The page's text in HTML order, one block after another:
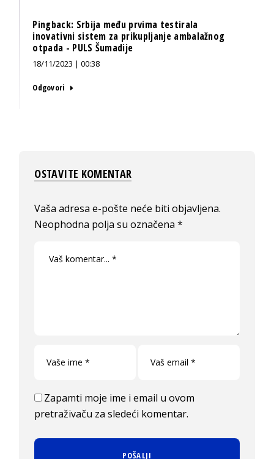
Pingback: Srbija među prvima testirala
inovativni sistem za prikupljanje ambalažnog
otpada - PULS Šumadije
18/11/2023 | 00:38
Odgovori
OSTAVITE KOMENTAR
Vaša adresa e-pošte neće biti objavljena.
Neophodna polja su označena*
Zapamti moje ime i email u ovom
pretraživaču za sledeći komentar.